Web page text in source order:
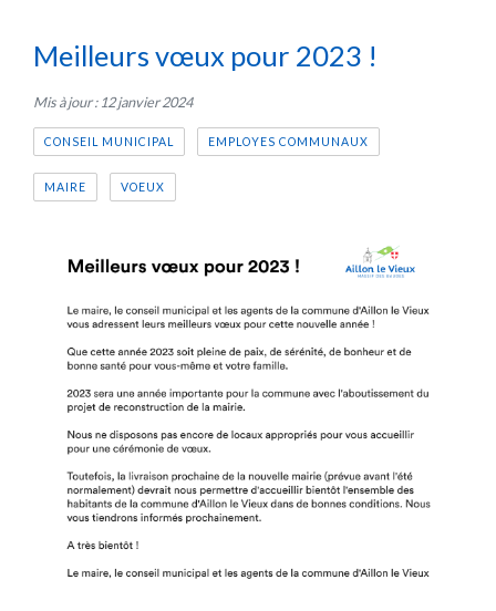
Meilleurs vœux pour 2023 !
Mis à jour : 12 janvier 2024
CONSEIL MUNICIPAL EMPLOYES COMMUNAUX
MAIRE VOEUX